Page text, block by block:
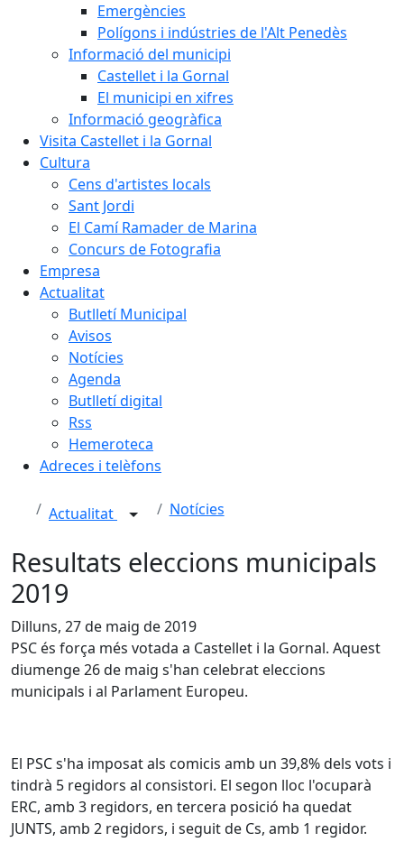
Emergències
Polígons i indústries de l'Alt Penedès
Informació del municipi
Castellet i la Gornal
El municipi en xifres
Informació geogràfica
Visita Castellet i la Gornal
Cultura
Cens d'artistes locals
Sant Jordi
El Camí Ramader de Marina
Concurs de Fotografia
Empresa
Actualitat
Butlletí Municipal
Avisos
Notícies
Agenda
Butlletí digital
Rss
Hemeroteca
Adreces i telèfons
Actualitat Notícies
Resultats eleccions municipals
2019
Dilluns, 27 de maig de 2019
PSC és força més votada a Castellet i la Gornal. Aquest
diumenge 26 de maig s'han celebrat eleccions
municipals i al Parlament Europeu.
El PSC s'ha imposat als comicis amb un 39,8% dels vots i
tindrà 5 regidors al consistori. El segon lloc l'ocuparà
ERC, amb 3 regidors, en tercera posició ha quedat
JUNTS, amb 2 regidors, i seguit de Cs, amb 1 regidor.